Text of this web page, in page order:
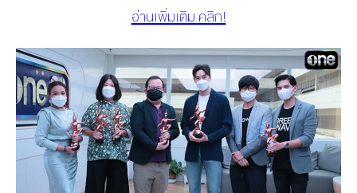
อ่านเพิ่มเติม คลิก!